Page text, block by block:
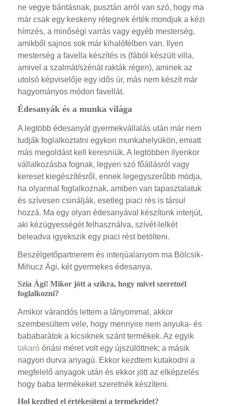
ne vegye bántásnak, pusztán arról van szó, hogy ma
már csak egy keskeny rétegnek érték mondjuk a kézi
hímzés, a minőségi varrás vagy egyéb mesterség,
amikből sajnos sok már kihalófélben van. Ilyen
mesterség a favella készítés is (fából készült villa,
amivel a szalmát/szénát rakták régen), aminek az
utolsó képviselője egy idős úr, más nem készít már
hagyományos módon favellát.
Édesanyák és a munka világa
A legtöbb édesanyát gyermekvállalás után már nem
tudják foglalkoztatni egykori munkahelyükön, emiatt
más megoldást kell keresniük. A legtöbben ilyenkor
vállalkozásba fognak, legyen szó főállásról vagy
kereset kiegészítésről, ennek legegyszerűbb módja,
ha olyannal foglalkoznak, amiben van tapasztalatuk
és szívesen csinálják, esetleg piaci rés is társul
hozzá. Ma egy olyan édesanyával készítünk interjút,
aki kézügyességét felhasználva, szívét-lelkét
beleadva igyekszik egy piaci rést betölteni.
Beszélgetőpartnerem és interjúalanyom ma Bölcsik-
Mihucz Ági, két gyermekes édesanya.
Szia Ági! Mikor jött a szikra, hogy mivel szeretnél
foglalkozni?
Amikor várandós lettem a lányommal, akkor
szembesültem vele, hogy mennyire nem anyuka- és
bababaràtok a kicsiknek szánt termékek. Az egyik
takaró óriási méret volt egy újszülöttnek; a másik
nagyon durva anyagú. Ekkor kezdtem kutakodni a
megfelelő anyagok után és ekkor jött az elképzelés
hogy baba termékeket szeretnék készíteni.
Hol kezdted el értékesíteni a termékeidet?